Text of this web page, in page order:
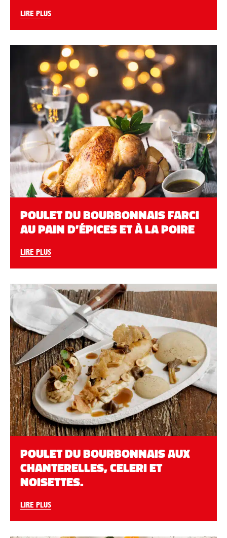
LIRE PLUS
POULET DU BOURBONNAIS FARCI
AU PAIN D’ÉPICES ET À LA POIRE
LIRE PLUS
POULET DU BOURBONNAIS AUX
CHANTERELLES, CELERI ET
NOISETTES.
LIRE PLUS